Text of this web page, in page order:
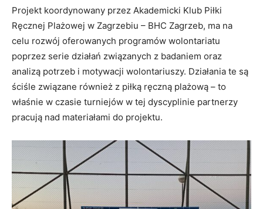
Projekt koordynowany przez Akademicki Klub Piłki
Ręcznej Plażowej w Zagrzebiu – BHC Zagrzeb, ma na
celu rozwój oferowanych programów wolontariatu
poprzez serie działań związanych z badaniem oraz
analizą potrzeb i motywacji wolontariuszy. Działania te są
ściśle związane również z piłką ręczną plażową – to
właśnie w czasie turniejów w tej dyscyplinie partnerzy
pracują nad materiałami do projektu.